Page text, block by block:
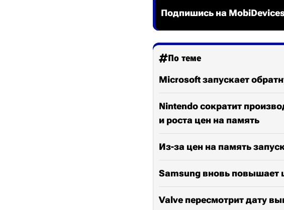
Подпишись на
По теме
Microsoft запускает
Nintendo сократит
и роста цен на память
Из-за цен на память
Samsung вновь повышает
Valve пересмотрит дату